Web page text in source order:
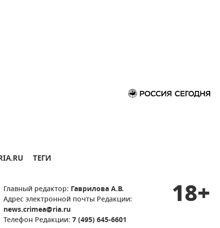
ТЕГИ
Главный редактор: Гаврилова А.В.
Адрес электронной почты Редакции:
news.crimea@ria.ru
Телефон Редакции: 7 (495) 645-6601
18+